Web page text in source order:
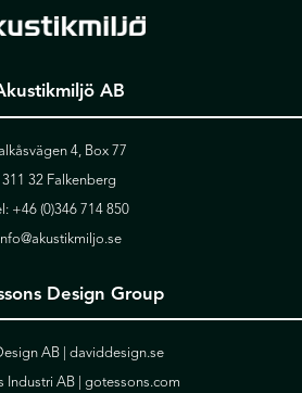
AB
4, Box 77
311 32 Falkenberg
+46 (0)346 714 850
Design Group
AB | daviddesign.se
AB | gotessons.com